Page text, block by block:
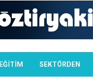
EĞİTİM SEKTÖRDEN